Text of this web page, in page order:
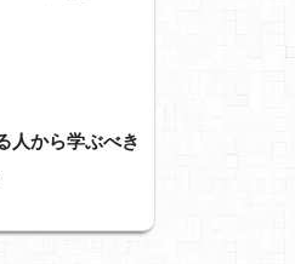
人から学ぶべき